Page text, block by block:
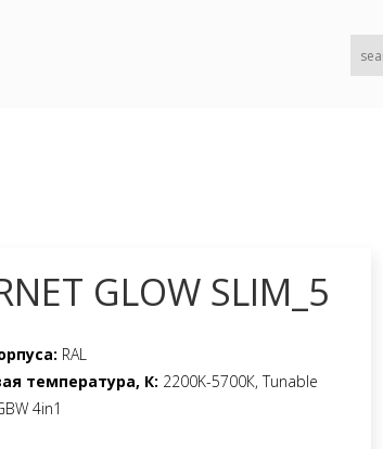
GLOW SLIM_5
RAL
температура, К: 2200K-5700К, Tunable
4in1